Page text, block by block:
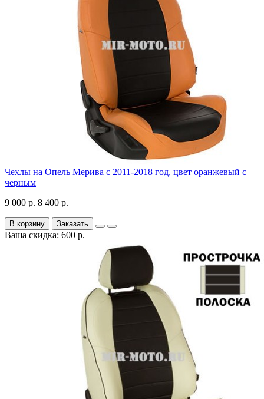
Чехлы на Опель Мерива с 2011-2018 год, цвет оранжевый с
черным
9 000 р. 8 400 р.
В корзину Заказать
Ваша скидка: 600 р.